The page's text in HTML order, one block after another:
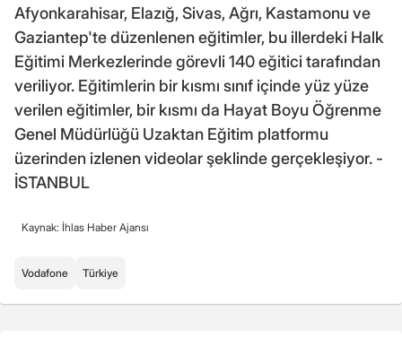
Afyonkarahisar, Elazığ, Sivas, Ağrı, Kastamonu ve
Gaziantep'te düzenlenen eğitimler, bu illerdeki Halk
Eğitimi Merkezlerinde görevli 140 eğitici tarafından
veriliyor. Eğitimlerin bir kısmı sınıf içinde yüz yüze
verilen eğitimler, bir kısmı da Hayat Boyu Öğrenme
Genel Müdürlüğü Uzaktan Eğitim platformu
üzerinden izlenen videolar şeklinde gerçekleşiyor. -
İSTANBUL
Kaynak: İhlas Haber Ajansı
Vodafone Türkiye